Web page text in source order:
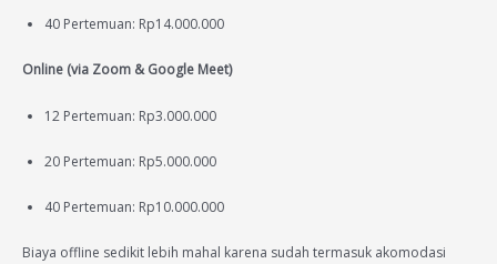
40 Pertemuan: Rp14.000.000
Online (via Zoom & Google Meet)
12 Pertemuan: Rp3.000.000
20 Pertemuan: Rp5.000.000
40 Pertemuan: Rp10.000.000
Biaya offline sedikit lebih mahal karena sudah termasuk akomodasi